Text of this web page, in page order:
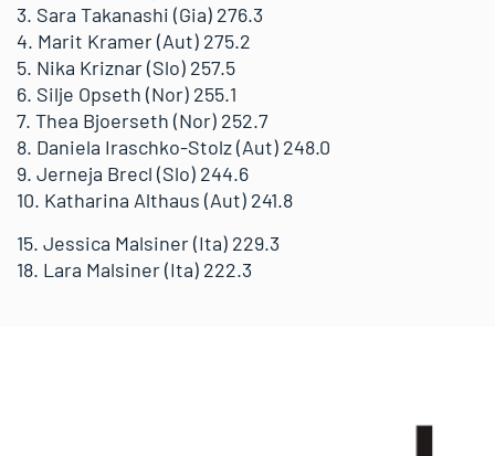
3. Sara Takanashi (Gia) 276.3
4. Marit Kramer (Aut) 275.2
5. Nika Kriznar (Slo) 257.5
6. Silje Opseth (Nor) 255.1
7. Thea Bjoerseth (Nor) 252.7
8. Daniela Iraschko-Stolz (Aut) 248.0
9. Jerneja Brecl (Slo) 244.6
10. Katharina Althaus (Aut) 241.8
15. Jessica Malsiner (Ita) 229.3
18. Lara Malsiner (Ita) 222.3